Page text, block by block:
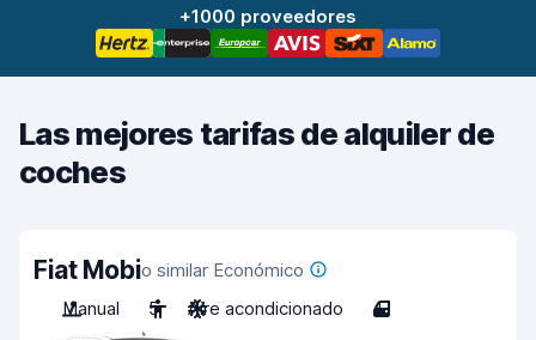
+1000 proveedores
Las mejores tarifas de alquiler de
coches
Fiat Mobio similar Económico
Manual
5 Aire acondicionado 4